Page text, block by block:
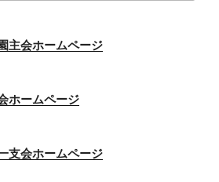
主会ホームページ
ホームページ
支会ホームページ